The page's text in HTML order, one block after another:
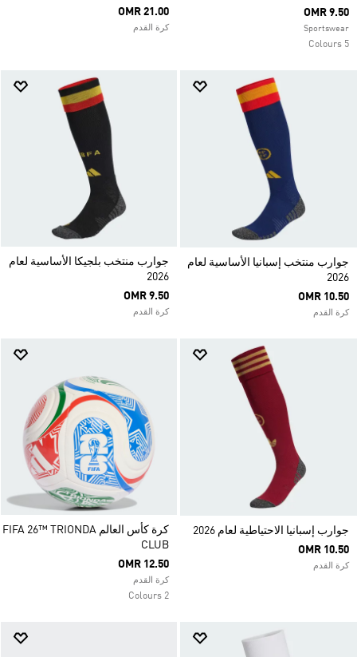
OMR 9.50
Sportswear
5 Colours
OMR 21.00
كرة القدم
جوارب منتخب إسبانيا الأساسية لعام
2026
OMR 10.50
كرة القدم
جوارب منتخب بلجيكا الأساسية لعام
2026
OMR 9.50
كرة القدم
جوارب إسبانيا الاحتياطية لعام 2026
OMR 10.50
كرة القدم
كرة كأس العالم FIFA 26™ TRIONDA
CLUB
OMR 12.50
كرة القدم
2 Colours